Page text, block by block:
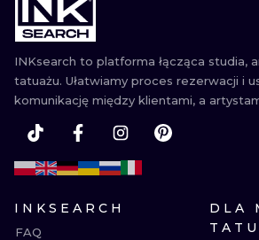
INKsearch to platforma łącząca studia,
tatuażu. Ułatwiamy proces rezerwacji i
komunikację między klientami, a
INKSEARCH
FAQ
DLA